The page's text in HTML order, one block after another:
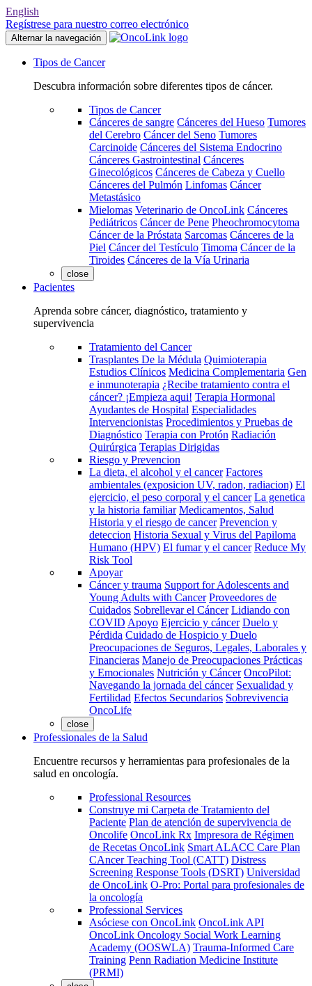
English
Regístrese para nuestro correo electrónico
Alternar la navegación
Tipos de Cancer
Descubra información sobre diferentes tipos de cáncer.
Tipos de Cancer
Cánceres de sangre Cánceres del Hueso Tumores
del Cerebro Cáncer del Seno Tumores
Carcinoide Cánceres del Sistema Endocrino
Cánceres Gastrointestinal Cánceres
Ginecológicos Cánceres de Cabeza y Cuello
Cánceres del Pulmón Linfomas Cáncer
Metastásico
Mielomas Veterinario de OncoLink Cánceres
Pediátricos Cáncer de Pene Pheochromocytoma
Cáncer de la Próstata Sarcomas Cánceres de la
Piel Cáncer del Testículo Timoma Cáncer de la
Tiroides Cánceres de la Vía Urinaria
close
Pacientes
Aprenda sobre cáncer, diagnóstico, tratamiento y
supervivencia
Tratamiento del Cancer
Trasplantes De la Médula Quimioterapia
Estudios Clínicos Medicina Complementaria Gen
e inmunoterapia ¿Recibe tratamiento contra el
cáncer? ¡Empieza aqui! Terapia Hormonal
Ayudantes de Hospital Especialidades
Intervencionistas Procedimientos y Pruebas de
Diagnóstico Terapia con Protón Radiación
Quirúrgica Terapias Dirigidas
Riesgo y Prevencion
La dieta, el alcohol y el cancer Factores
ambientales (exposicion UV, radon, radiacion) El
ejercicio, el peso corporal y el cancer La genetica
y la historia familiar Medicamentos, Salud
Historia y el riesgo de cancer Prevencion y
deteccion Historia Sexual y Virus del Papiloma
Humano (HPV) El fumar y el cancer Reduce My
Risk Tool
Apoyar
Cáncer y trauma Support for Adolescents and
Young Adults with Cancer Proveedores de
Cuidados Sobrellevar el Cáncer Lidiando con
COVID Apoyo Ejercicio y cáncer Duelo y
Pérdida Cuidado de Hospicio y Duelo
Preocupaciones de Seguros, Legales, Laborales y
Financieras Manejo de Preocupaciones Prácticas
y Emocionales Nutrición y Cáncer OncoPilot:
Navegando la jornada del cáncer Sexualidad y
Fertilidad Efectos Secundarios Sobrevivencia
OncoLife
close
Professionales de la Salud
Encuentre recursos y herramientas para profesionales de la
salud en oncología.
Professional Resources
Construye mi Carpeta de Tratamiento del
Paciente Plan de atención de supervivencia de
Oncolife OncoLink Rx Impresora de Régimen
de Recetas OncoLink Smart ALACC Care Plan
CAncer Teaching Tool (CATT) Distress
Screening Response Tools (DSRT) Universidad
de OncoLink O-Pro: Portal para profesionales de
la oncología
Professional Services
Asóciese con OncoLink OncoLink API
OncoLink Oncology Social Work Learning
Academy (OOSWLA) Trauma-Informed Care
Training Penn Radiation Medicine Institute
(PRMI)